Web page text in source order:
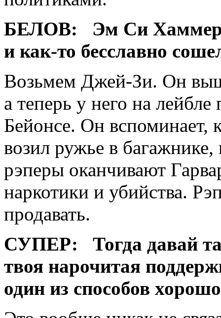
БЕЛОВ: Эм Си Хаммер
и как-то бесславно
Возьмем Джей-Зи. Он
а теперь у него на
Бейонсе. Он вспоминает,
возил ружье в
рэперы оканчивают
наркотики и убийства.
продавать.
СУПЕР:
Тогда давай
твоя нарочитая
один из способов